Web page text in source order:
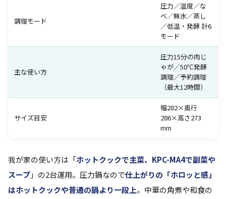
調理モード
圧力／温度／な
べ／無水／蒸し
／低温・発酵 計6
モード
主な使い方
圧力15分の肉じ
ゃが／50℃発酵
調理／予約調理
（最大12時間）
サイズ目安
幅282×奥行
286×高さ273
mm
我が家の使い方は「ホットクックで主菜、KPC-MA4で副菜や
スープ」の2台運用。圧力鍋なので仕上がりの「ホロッと感」
はホットクックや普通の鍋より一段上。中華の角煮や和食の